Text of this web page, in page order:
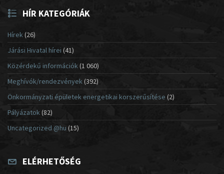
HÍR KATEGÓRIÁK
Hírek(26)
Járási Hivatal hírei (41)
Közérdekű információk(1 060)
Meghívók/rendezvények (392)
Önkormányzati épületek energetikai korszerűsítése (2)
Pályázatok (82)
Uncategorized @hu (15)
ELÉRHETŐSÉG